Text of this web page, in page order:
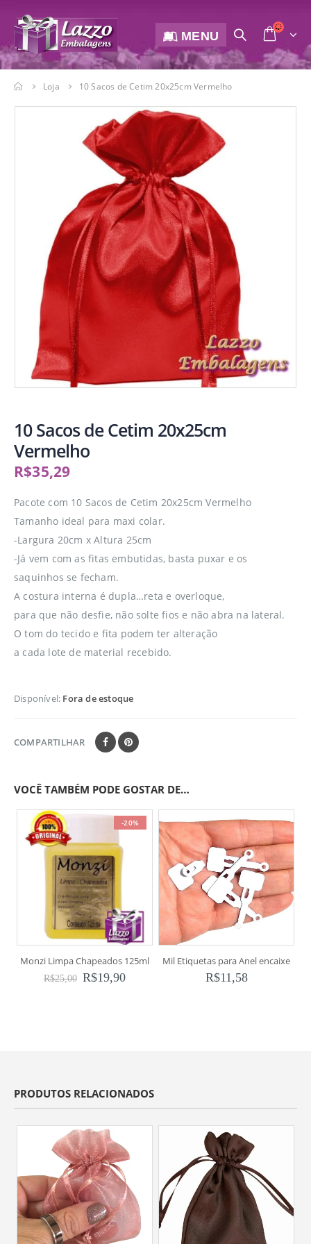
MENU
Loja 10 Sacos de Cetim 20x25cm Vermelho
10 Sacos de Cetim 20x25cm
Vermelho
R$35,29
Pacote com 10 Sacos de Cetim 20x25cm Vermelho
Tamanho ideal para maxi colar.
-Largura 20cm x Altura 25cm
-Já vem com as fitas embutidas, basta puxar e os
saquinhos se fecham.
A costura interna é dupla…reta e overloque,
para que não desfie, não solte fios e não abra na lateral.
O tom do tecido e fita podem ter alteração
a cada lote de material recebido.
Disponível: Fora de estoque
COMPARTILHAR
VOCÊ TAMBÉM PODE GOSTAR DE…
-20%
Monzi Limpa Chapeados 125ml
R$25,00 R$19,90
Mil Etiquetas para Anel encaixe
R$11,58
PRODUTOS RELACIONADOS